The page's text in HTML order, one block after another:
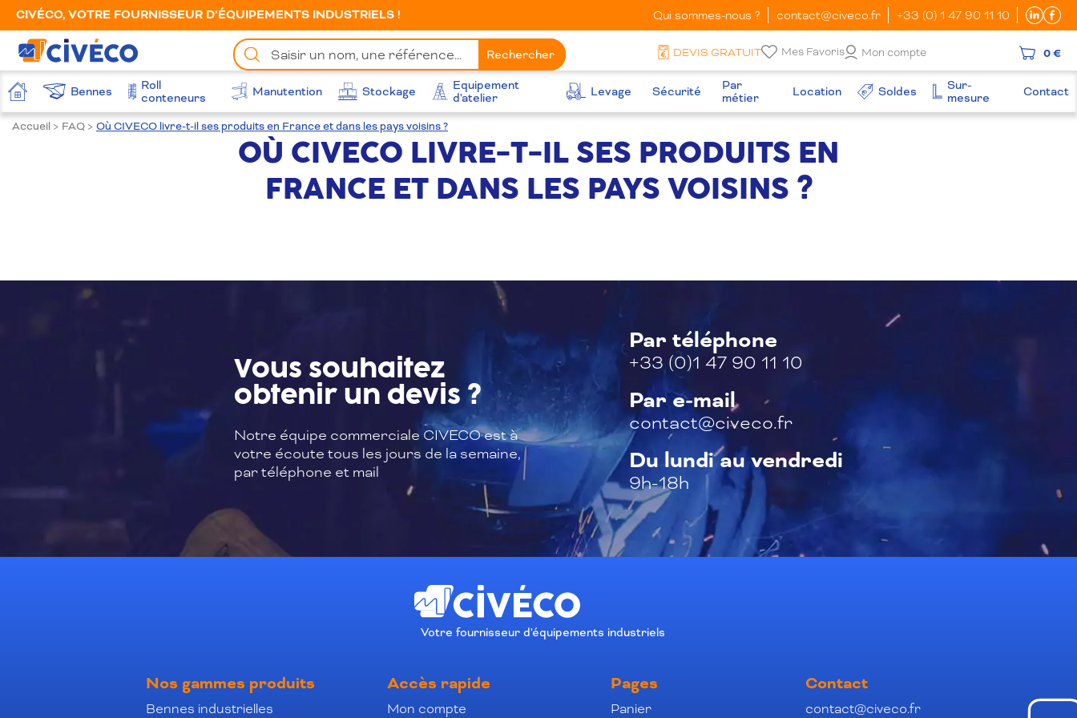
CIVÉCO, VOTRE FOURNISSEUR D’ÉQUIPEMENTS INDUSTRIELS ! Qui sommes-nous ? contact@civeco.fr +33 (0) 1 47 90 11 10
Chercher
un
produit
Rechercher DEVIS GRATUIT Mes Favoris Mon compte 0 €
Accueil Bennes
Roll
conteneurs
Manutention Stockage
Equipement
d'atelier
Levage Sécurité
Par
métier
Location Soldes
Sur-
mesure
Contact
Accueil > FAQ > Où CIVECO livre-t-il ses produits en France et dans les pays voisins ?
OÙ CIVECO LIVRE-T-IL SES PRODUITS EN
FRANCE ET DANS LES PAYS VOISINS ?
Vous souhaitez
obtenir un devis ?
Notre équipe commerciale CIVECO est à
votre écoute tous les jours de la semaine,
par téléphone et mail
Par téléphone
+33 (0)1 47 90 11 10
Par e-mail
contact@civeco.fr
Du lundi au vendredi
9h-18h
Votre fournisseur d'équipements industriels
Nos gammes produits
Bennes industrielles
Accès rapide
Mon compte
Pages
Panier
Contact
contact@civeco.fr